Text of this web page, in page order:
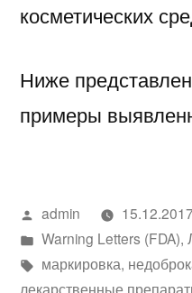
косметических
Ниже
примеры
Написано
автором
admin
15.12.2017
Написано
в
Warning Letters (FDA),
Метки:
маркировка,
лекарственные